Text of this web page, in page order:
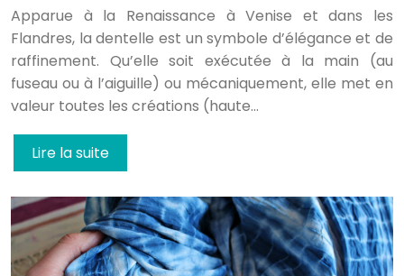
Apparue à la Renaissance à Venise et dans les
Flandres, la dentelle est un symbole d’élégance et de
raffinement. Qu’elle soit exécutée à la main (au
fuseau ou à l’aiguille) ou mécaniquement, elle met en
valeur toutes les créations (haute…
Lire la suite